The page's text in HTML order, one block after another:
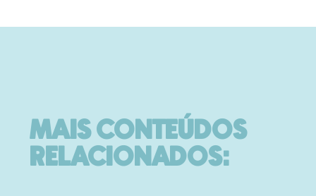
MAIS CONTEÚDOS
RELACIONADOS: